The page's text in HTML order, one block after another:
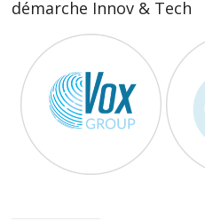
démarche Innov & Tech